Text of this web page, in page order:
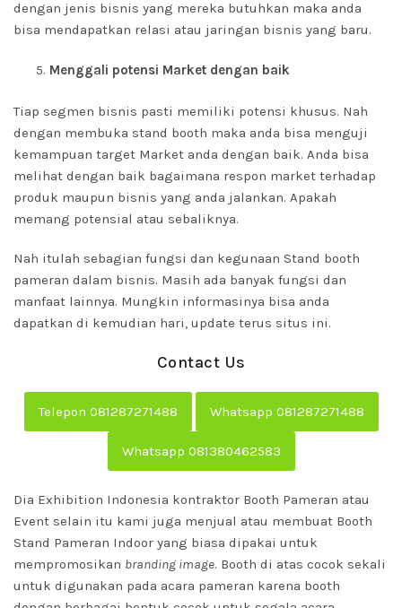
dengan jenis bisnis yang mereka butuhkan maka anda
bisa mendapatkan relasi atau jaringan bisnis yang baru.
Menggali potensi Market dengan baik
Tiap segmen bisnis pasti memiliki potensi khusus. Nah
dengan membuka stand booth maka anda bisa menguji
kemampuan target Market anda dengan baik. Anda bisa
melihat dengan baik bagaimana respon market terhadap
produk maupun bisnis yang anda jalankan. Apakah
memang potensial atau sebaliknya.
Nah itulah sebagian fungsi dan kegunaan Stand booth
pameran dalam bisnis. Masih ada banyak fungsi dan
manfaat lainnya. Mungkin informasinya bisa anda
dapatkan di kemudian hari, update terus situs ini.
Contact Us
Telepon 081287271488 Whatsapp 081287271488
Whatsapp 081380462583
Dia Exhibition Indonesia kontraktor Booth Pameran atau
Event selain itu kami juga menjual atau membuat Booth
Stand Pameran Indoor yang biasa dipakai untuk
mempromosikan branding image. Booth di atas cocok sekali
untuk digunakan pada acara pameran karena booth